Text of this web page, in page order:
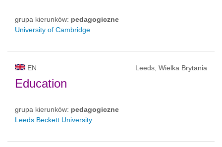
grupa kierunków: pedagogiczne
University of Cambridge
EN Leeds, Wielka Brytania
Education
grupa kierunków: pedagogiczne
Leeds Beckett University